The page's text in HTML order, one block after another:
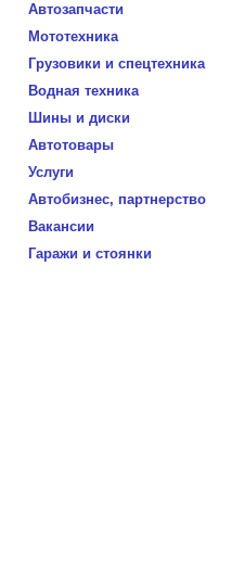
Автозапчасти
Мототехника
Грузовики и спецтехника
Водная техника
Шины и диски
Автотовары
Услуги
Автобизнес, партнерство
Вакансии
Гаражи и стоянки